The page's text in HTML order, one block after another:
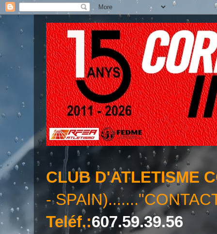
CLUB D'ATLETISME
-
Teléf.:607.59.39.56